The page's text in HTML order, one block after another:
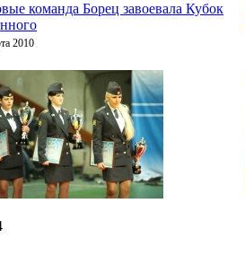
команда Борец завоевала Кубок
2010